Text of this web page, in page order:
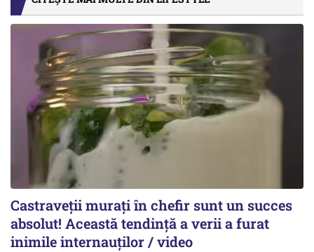
Castraveții murați în chefir sunt un succes
absolut! Această tendință a verii a furat
inimile internauților / video